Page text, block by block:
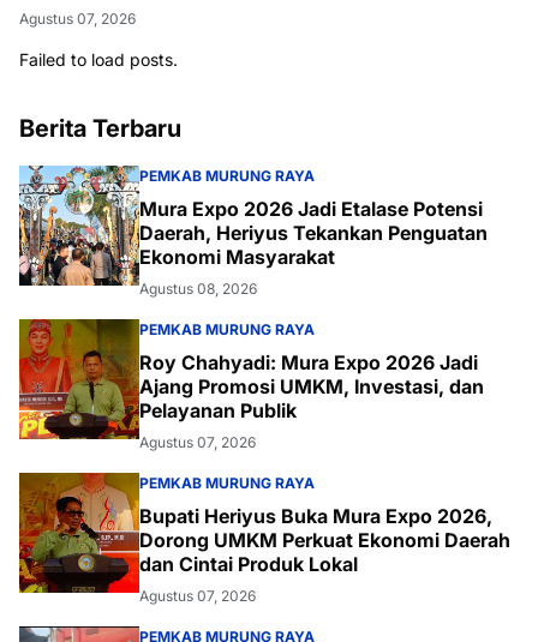
Agustus 07, 2026
Failed to load posts.
Berita Terbaru
PEMKAB MURUNG RAYA
Mura Expo 2026 Jadi Etalase Potensi
Daerah, Heriyus Tekankan Penguatan
Ekonomi Masyarakat
Agustus 08, 2026
PEMKAB MURUNG RAYA
Roy Chahyadi: Mura Expo 2026 Jadi
Ajang Promosi UMKM, Investasi, dan
Pelayanan Publik
Agustus 07, 2026
PEMKAB MURUNG RAYA
Bupati Heriyus Buka Mura Expo 2026,
Dorong UMKM Perkuat Ekonomi Daerah
dan Cintai Produk Lokal
Agustus 07, 2026
PEMKAB MURUNG RAYA